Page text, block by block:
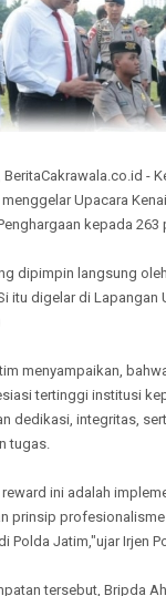
BeritaCakrawala.co.id -
Upacara
kepada 263
dipimpin langsung
itu digelar di Lapangan
menyampaikan,
tertinggi institusi
dedikasi, integritas,
tugas.
reward ini adalah
prinsip
Polda Jatim,"ujar Irjen
tersebut, Bripda